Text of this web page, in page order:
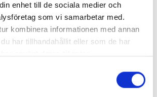
enhet till de sociala medier och
som vi samarbetar med.
kombinera informationen med annan
har tillhandahållit eller som de har
tjänar dagspresscheferna